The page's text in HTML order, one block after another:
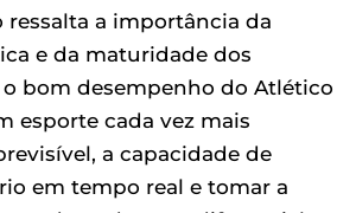
ressalta a importância da
e da maturidade dos
o bom desempenho do Atlético
esporte cada vez mais
a capacidade de
em tempo real e tomar a